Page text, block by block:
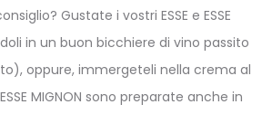
Gustate i vostri ESSE e ESSE
in un buon bicchiere di vino passito
oppure, immergeteli nella crema al
MIGNON sono preparate anche in